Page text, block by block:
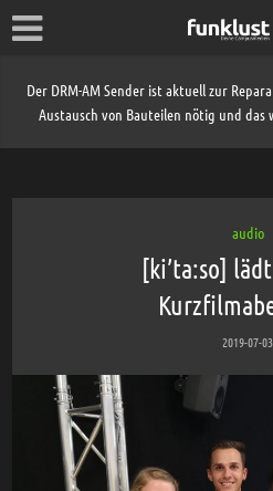
Der DRM-AM Sender ist aktuell zur
Austausch von Bauteilen nötig und das
audio
[ki’ta:so]
2019-07-03